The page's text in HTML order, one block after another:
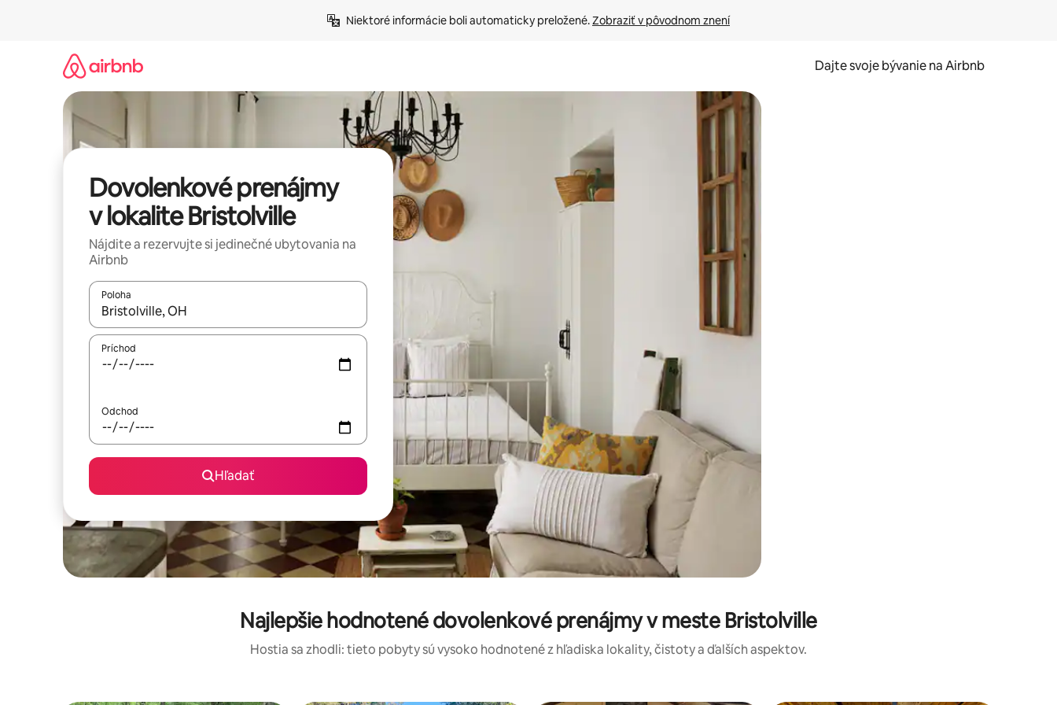
Niektoré informácie boli automaticky preložené. Zobraziť v pôvodnom znení
Dajte svoje bývanie na Airbnb
Dovolenkové prenájmy
v lokalite Bristolville
Nájdite a rezervujte si jedinečné ubytovania na
Airbnb
Poloha
Keď budú výsledky k dispozícii, môžete si ich prechádzať pomocou klávesov so šípkami nahor a nadol alebo ich preskúmať pomocou dotykových gest či potiahnutia prstom.
Príchod
Odchod
Hľadať
Najlepšie hodnotené dovolenkové prenájmy v meste Bristolville
Hostia sa zhodli: tieto pobyty sú vysoko hodnotené z hľadiska lokality, čistoty a ďalších aspektov.